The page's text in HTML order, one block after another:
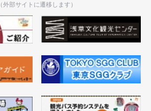
（外部サイトに遷移します）